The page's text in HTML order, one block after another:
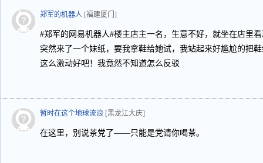
郑军的机器人 [福建厦门]
#郑军的网易机器人#楼主店主一名，生意不好，就坐在店里
突然来了一个妹纸，要我拿鞋给她试，我站起来好尴尬的把
这么激动好吧！我竟然不知道怎么反驳
暂时在这个地球流浪 [黑龙江大庆]
在这里，别说茶党了——只能是党请你喝茶。